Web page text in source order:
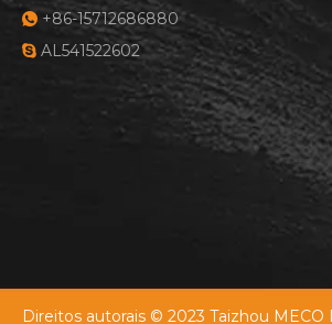
 +86-15712686880
 AL541522602
Direitos autorais © 2023 Taizhou MECO